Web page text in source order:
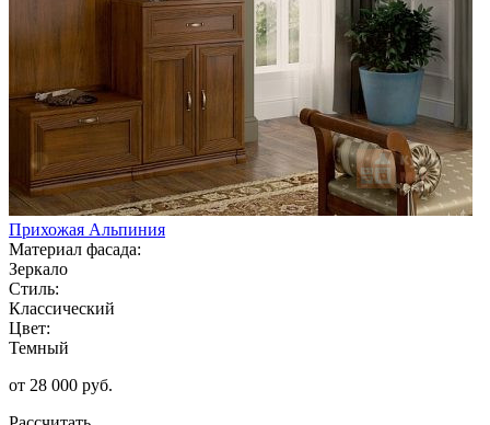
Прихожая Альпиния
Материал фасада:
Зеркало
Стиль:
Классический
Цвет:
Темный
от 28 000 руб.